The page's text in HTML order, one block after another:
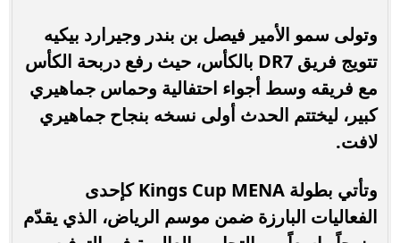
وتولى سمو الأمير فيصل بن بندر وجيرارد بيكيه
تتويج فريق DR7 بالكأس، حيث رفع دربحة الكأس
مع فريقه وسط أجواء احتفالية وحماس جماهيري
كبير، ليختتم الحدث أولى نسخه بنجاح جماهيري
لافت.
وتأتي بطولة Kings Cup MENA كإحدى
الفعاليات البارزة ضمن موسم الرياض، الذي يقدّم